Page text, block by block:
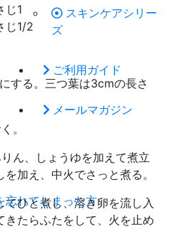
スキンケアシリー
ズ
ご利用ガイド
メールマガジン
忘れてしまった方
1
1/2
する。三つ葉は3cmの長さ
。
ん、しょうゆを加えて煮立
加え、中火でさっと煮る。
ひと煮し、溶き卵を流し入
きたらふたをして、火を止め